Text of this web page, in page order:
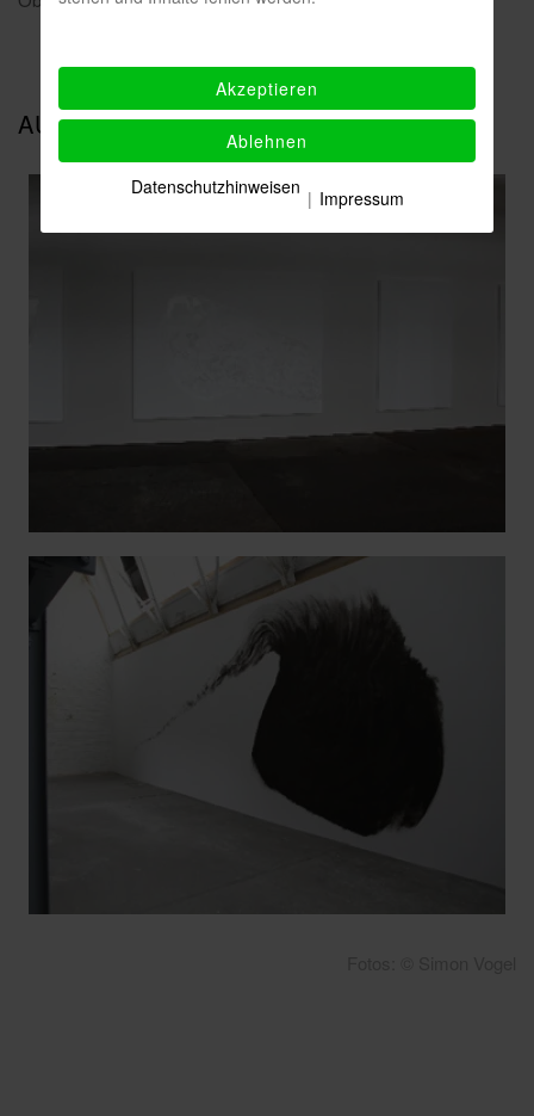
AUSSTELLUNGSANSICHTEN
Akzeptieren
Ablehnen
Datenschutzhinweisen | Impressum